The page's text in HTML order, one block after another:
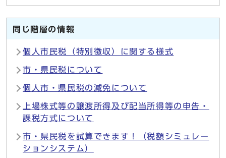
同じ階層の情報
個人市民税（特別徴収）に関する様式
市・県民税について
個人市・県民税の減免について
上場株式等の譲渡所得及び配当所得等の申告・
課税方式について
市・県民税を試算できます！（税額シミュレー
ションシステム）